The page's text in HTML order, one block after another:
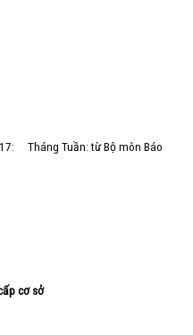
Tháng Tuần: từ Bộ môn Báo
cơ sở